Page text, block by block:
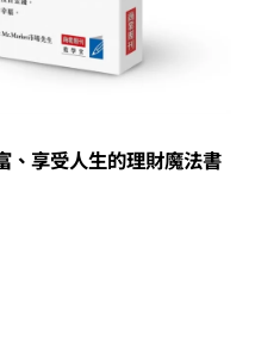
、享受人生的理財魔法書